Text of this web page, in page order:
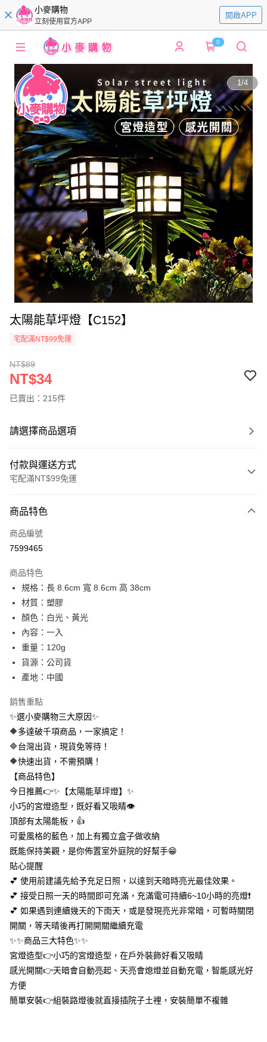
小麥購物
立刻使用官方APP
開啟APP
0
1/4
太陽能草坪燈【C152】
宅配滿NT$99免運
NT$89
NT$34
已賣出：215件
請選擇商品選項
付款與運送方式
宅配滿NT$99免運
信用卡一次付款
信用卡分期付款
合作金庫商業銀行
華南商業銀行
彰化商業銀行
上海商業儲蓄銀行
國泰世華商業銀行
臺灣中小企業銀行
匯豐（台灣）商業銀行
聯邦商業銀行
元大商業銀行
玉山商業銀行
台灣樂天信用卡公司
超商取貨付款
LINE Pay
Apple Pay
街口支付
相關說明
【關於「AFTEE先享後付」】
AFTEE先享後付是「在收到商品之後才付款」的支付方式。 讓您購物簡單
便利好安心！
１．簡單：不需註冊會員、不需綁卡、不需儲值。
２．便利：只要手機號碼，簡訊認證，即可結帳。
３．安心：先確認商品／服務後，再付款。
【「AFTEE先享後付」結帳流程】
１．於結帳方式選擇「AFTEE先享後付」後，將跳轉至「AFTEE先享後付」
結帳頁面，進行簡訊認證並確認金額後，即可完成結帳。
３．收到繳費通知簡訊後14天內，點擊此簡訊中的連結，可透過四大超商／
ATM／網路銀行／等多元方式進行付款，方視為交易完成。
※ 請注意：結帳手續完成當下不需立刻繳費，但若您需要取消訂單，請聯絡
購買商品的店家。未經商家同意取消之訂單仍視為有效，需透過AFTEE先享
後付繳納相關費用。
※ 交易是否成功請以「AFTEE先享後付 」之結帳頁面顯示為準，若有關於
客戶支援中心」https://netprotections.freshdesk.com/support/home
【注意事項】
１．透過由恩沛科技股份有限公司提供之「AFTEE先享後付」服務完成之交
易，需依本服務之必要範圍內提供個人資料，並將交易相關給付款項請求債
權轉讓予恩沛科技股份有限公司。
https://aftee.tw/terms/#terms3
３．未成年的使用者請事先徵得法定代理人或監護人之同意方可使用
ATM付款
運送方式
全家取貨付款
每筆NT$60，滿NT$399(含以上)免運費
付款後全家取貨
每筆NT$60，滿NT$399(含以上)免運費
7-11取貨付款
每筆NT$60，滿NT$399(含以上)免運費
付款後7-11取貨
每筆NT$60，滿NT$399(含以上)免運費
宅配
每筆NT$65，滿NT$99(含以上)免運費
商品特色
商品編號
7599465
商品特色
規格：長 8.6cm 寬 8.6cm 高 38cm
材質：塑膠
顏色：白光、黃光
內容：一入
重量：120g
貨源：公司貨
產地：中國
銷售重點
✨選小麥購物三大原因✨
🔶多達破千項商品，一家搞定！
🔷台灣出貨，現貨免等待！
🔶快速出貨，不需預購！
【商品特色】
今日推薦👉✨【太陽能草坪燈】✨
小巧的宮燈造型，既好看又吸睛👁
頂部有太陽能板，👍
可愛風格的藍色，加上有獨立盒子做收納
既能保持美觀，是你佈置室外庭院的好幫手😁
貼心提醒
💕 使用前建議先給予充足日照，以達到天暗時亮光最佳效果。
💕 接受日照一天的時間即可充滿，充滿電可持續6~10小時的亮燈❗
💕 如果遇到連續幾天的下雨天，或是發現亮光非常暗，可暫時關閉
開關，等天晴後再打開開關繼續充電
✨✨商品三大特色✨✨
宮燈造型👉小巧的宮燈造型，在戶外裝飾好看又吸睛
感光開關👉天暗會自動亮起、天亮會熄燈並自動充電，智能感光好
方便
簡單安裝👉組裝路燈後就直接插院子土裡，安裝簡單不複雜